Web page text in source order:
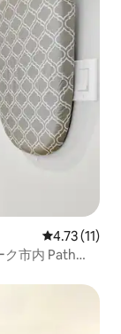
レビュー11
4.73 (11)
ク市内 Path